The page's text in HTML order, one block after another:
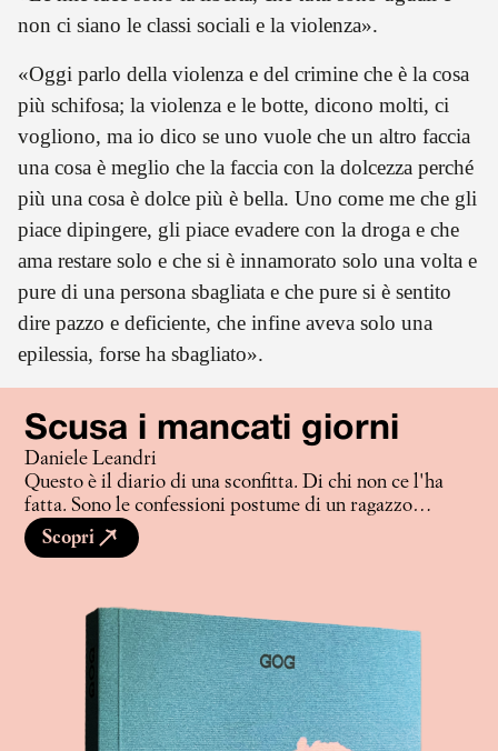
non ci siano le classi sociali e la violenza».
«Oggi parlo della violenza e del crimine che è la cosa
più schifosa; la violenza e le botte, dicono molti, ci
vogliono, ma io dico se uno vuole che un altro faccia
una cosa è meglio che la faccia con la dolcezza perché
più una cosa è dolce più è bella. Uno come me che gli
piace dipingere, gli piace evadere con la droga e che
ama restare solo e che si è innamorato solo una volta e
pure di una persona sbagliata e che pure si è sentito
dire pazzo e deficiente, che infine aveva solo una
epilessia, forse ha sbagliato».
Scusa i mancati giorni
Daniele Leandri
Questo è il diario di una sconfitta. Di chi non ce l'ha
fatta. Sono le confessioni postume di un ragazzo
semplice, trascritte nelle pause dalla
tossicodipendenza - via via sempre più brevi. Daniele
quotidiane quanto profonde, e l'insensibilità posticcia
dell'eroina, sceglierà infine quest'ultima. O meglio sarà
lei a sceglierlo, confortando le sue insicurezze con la
certezza dell'abisso, del vuoto. Si avvisano i lettori: se
intravedete, tra le righe, qualche raggio di speranza,
sappiate fin da subito che alla fine ha vinto l'eroina.
Scopri